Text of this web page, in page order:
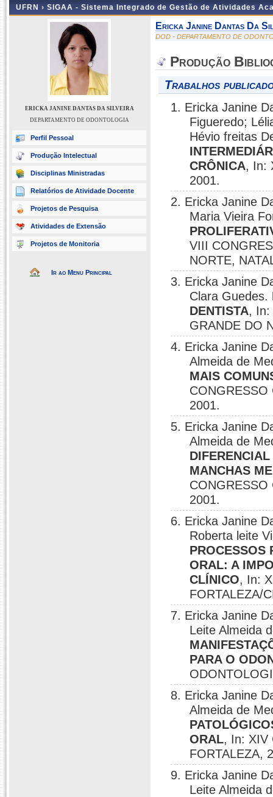
UFRN › SIGAA - Sistema Integrado de Gestão de Atividades
ERICKA JANINE DANTAS DA SILVEIRA
DEPARTAMENTO DE ODONTOLOGIA
Perfil Pessoal
Produção Intelectual
Disciplinas Ministradas
Relatórios de Atividade Docente
Projetos de Pesquisa
Atividades de Extensão
Projetos de Monitoria
Ir ao Menu Principal
Ericka Janine Dantas Da
DOD - DEPARTAMENTO DE
Produção
Trabalhos
1. Ericka Janine
Figueredo;
Hévio freitas
CRÔNICA, In:
2001.
2. Ericka Janine
Maria Vieira
VIII
NORTE,
3. Ericka Janine
Clara Guedes.
DENTISTA, In:
GRANDE DO
4. Ericka Janine
Almeida de
MAIS
CONGRESSO
2001.
5. Ericka Janine
Almeida de
MANCHAS
CONGRESSO
2001.
6. Ericka Janine
Roberta leite
PROCESSOS
ORAL: A
CLÍNICO, In:
FORTALEZA/
7. Ericka Janine
Leite Almeida
PARA O
8. Ericka Janine
Almeida de
ORAL, In: XIV
FORTALEZA,
9. Ericka Janine
Leite Almeida